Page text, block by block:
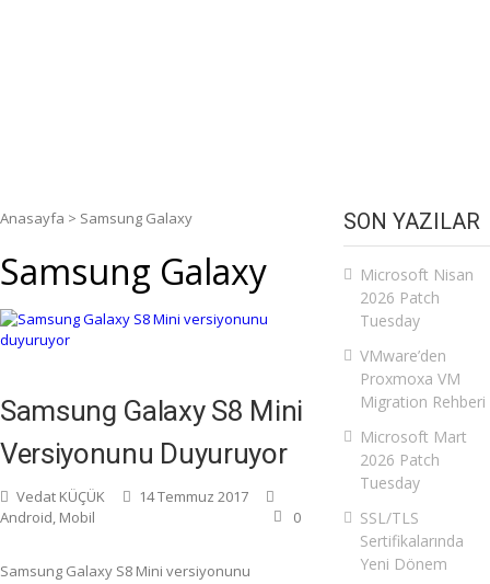
Anasayfa > Samsung Galaxy
Samsung Galaxy
Samsung Galaxy S8 Mini
Versiyonunu Duyuruyor
Vedat KÜÇÜK
14 Temmuz 2017
Android, Mobil 0
Samsung Galaxy S8 Mini versiyonunu
SON YAZILAR
Microsoft Nisan
2026 Patch
Tuesday
VMware’den
Proxmoxa VM
Migration Rehberi
Microsoft Mart
2026 Patch
Tuesday
SSL/TLS
Sertifikalarında
Yeni Dönem